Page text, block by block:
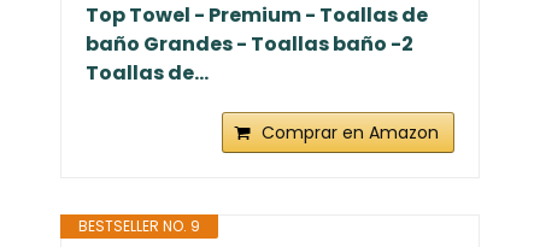
Top Towel - Premium - Toallas de
baño Grandes - Toallas baño -2
Toallas de...
Comprar en Amazon
BESTSELLER NO. 9